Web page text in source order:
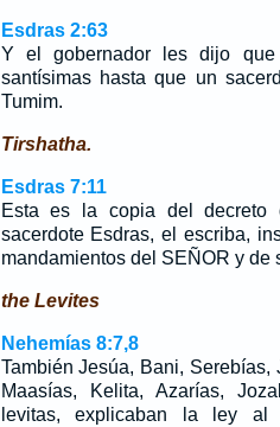
Esdras 2:63
Y el gobernador les dijo
santísimas hasta que un
Tumim.
Tirshatha.
Esdras 7:11
Esta es la copia del decreto
sacerdote Esdras, el escriba,
mandamientos del SEÑOR y de
the Levites
Nehemías 8:7,8
También Jesúa, Bani, Serebías,
Maasías, Kelita, Azarías,
levitas, explicaban la ley al